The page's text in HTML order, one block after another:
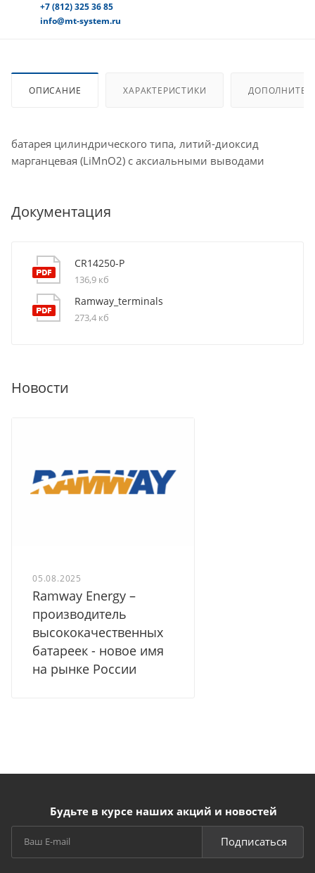
+7 (812) 325 36 85
info@mt-system.ru
ОПИСАНИЕ ХАРАКТЕРИСТИКИ
батарея цилиндрического типа, литий-диоксид
марганцевая (LiMnO2) с аксиальными выводами
Документация
CR14250-P
136,9 кб
Ramway_terminals
273,4 кб
Новости
05.08.2025
Ramway Energy –
производитель
высококачественных
батареек - новое имя
на рынке России
Будьте в курсе наших акций и новостей
Подписаться